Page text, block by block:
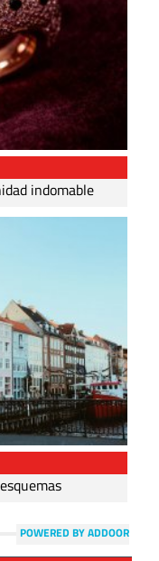
indomable
POWERED BY ADDOOR